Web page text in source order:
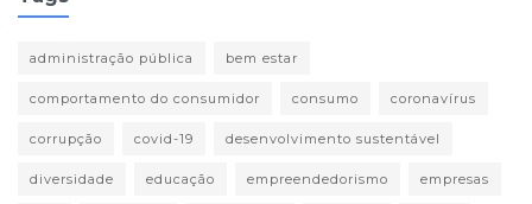
administração pública bem estar
comportamento do consumidor consumo coronavírus
corrupção covid-19 desenvolvimento sustentável
diversidade educação empreendedorismo empresas